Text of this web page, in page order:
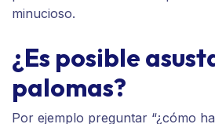
minucioso.
¿Es posible
palomas?
Por ejemplo preguntar “¿cómo